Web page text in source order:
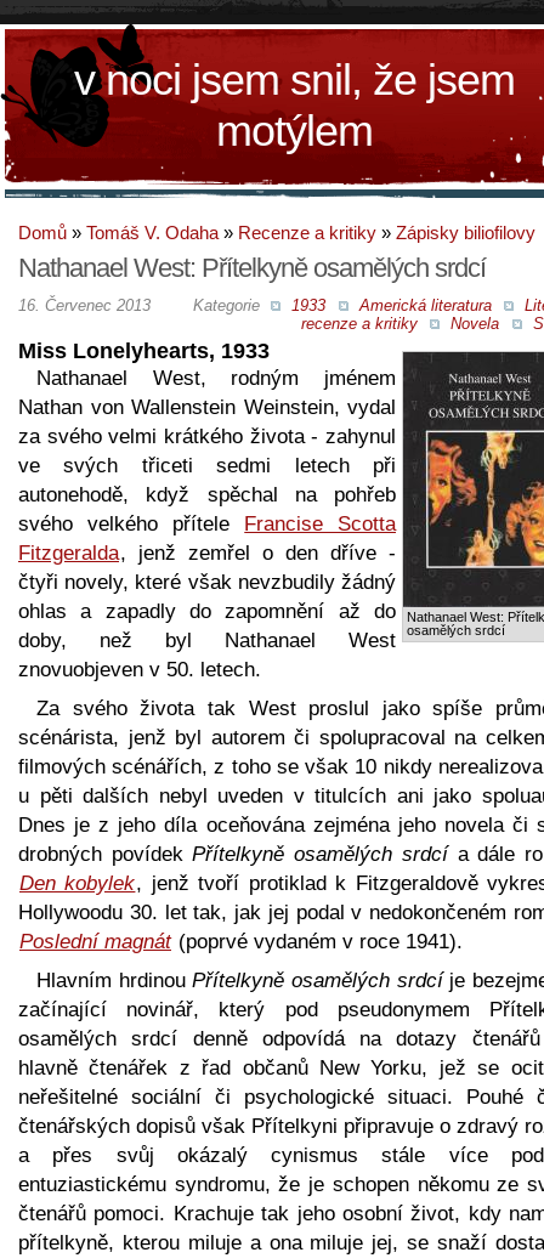
v noci jsem snil, že jsem
motýlem
Domů » Tomáš V. Odaha » Recenze a kritiky » Zápisky biliofilovy
Nathanael West: Přítelkyně osamělých srdcí
Kategorie 1933 Americká literatura
recenze a kritiky
Novela
16. Červenec 2013
Nathanael West:
osamělých srdcí
Miss Lonelyhearts, 1933
Nathanael West, rodným jménem
Nathan von Wallenstein Weinstein, vydal
za svého velmi krátkého života - zahynul
ve svých třiceti sedmi letech při
autonehodě, když spěchal na pohřeb
svého velkého přítele Francise Scotta
Fitzgeralda, jenž zemřel o den dříve -
čtyři novely, které však nevzbudily žádný
ohlas a zapadly do zapomnění až do
doby, než byl Nathanael West
znovuobjeven v 50. letech.
Za svého života tak West proslul jako spíše
scénárista, jenž byl autorem či spolupracoval na
filmových scénářích, z toho se však 10 nikdy
u pěti dalších nebyl uveden v titulcích ani jako
Dnes je z jeho díla oceňována zejména jeho novela či
drobných povídekPřítelkyně osamělých srdcía dále
Den kobylek, jenž tvoří protiklad k Fitzgeraldově
Hollywoodu 30. let tak, jak jej podal v nedokončeném
Poslední magnát (poprvé vydaném v roce 1941).
Hlavním hrdinouPřítelkyně osamělých srdcíje
začínající novinář, který pod pseudonymem
osamělých srdcí denně odpovídá na dotazy
hlavně čtenářek z řad občanů New Yorku, jež se
neřešitelné sociální či psychologické situaci. Pouhé
čtenářských dopisů však Přítelkyni připravuje o zdravý
a přes svůj okázalý cynismus stále více
entuziastickému syndromu, že je schopen někomu ze
čtenářů pomoci. Krachuje tak jeho osobní život, kdy
přítelkyně, kterou miluje a ona miluje jej, se snaží